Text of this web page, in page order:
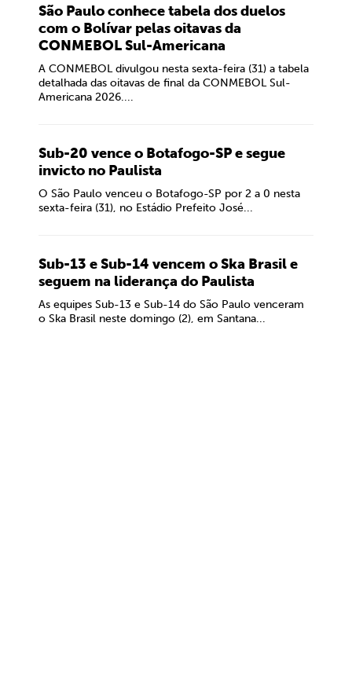
São Paulo conhece tabela dos duelos
com o Bolívar pelas oitavas da
CONMEBOL Sul-Americana
A CONMEBOL divulgou nesta sexta-feira (31) a tabela
detalhada das oitavas de final da CONMEBOL Sul-
Americana 2026....
Sub-20 vence o Botafogo-SP e segue
invicto no Paulista
O São Paulo venceu o Botafogo-SP por 2 a 0 nesta
sexta-feira (31), no Estádio Prefeito José...
Sub-13 e Sub-14 vencem o Ska Brasil e
seguem na liderança do Paulista
As equipes Sub-13 e Sub-14 do São Paulo venceram
o Ska Brasil neste domingo (2), em Santana...